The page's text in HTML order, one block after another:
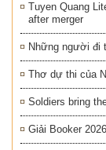
Tuyen Quang
after merger
Những người đi
Thơ dự thi của
Soldiers bring
Giải Booker